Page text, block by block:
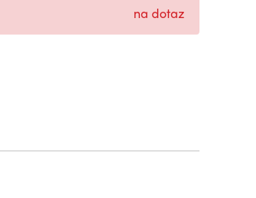
na dotaz